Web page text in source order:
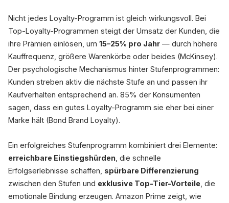
Nicht jedes Loyalty-Programm ist gleich wirkungsvoll. Bei
Top-Loyalty-Programmen steigt der Umsatz der Kunden, die
ihre Prämien einlösen, um 15–25% pro Jahr — durch höhere
Kauffrequenz, größere Warenkörbe oder beides (McKinsey).
Der psychologische Mechanismus hinter Stufenprogrammen:
Kunden streben aktiv die nächste Stufe an und passen ihr
Kaufverhalten entsprechend an. 85% der Konsumenten
sagen, dass ein gutes Loyalty-Programm sie eher bei einer
Marke hält (Bond Brand Loyalty).
Ein erfolgreiches Stufenprogramm kombiniert drei Elemente:
erreichbare Einstiegshürden , die schnelle
Erfolgserlebnisse schaffen, spürbare Differenzierung
zwischen den Stufen und exklusive Top-Tier-Vorteile , die
emotionale Bindung erzeugen. Amazon Prime zeigt, wie